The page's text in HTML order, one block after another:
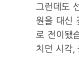
그런데도
원을 대신
로 전이됐
치던 시각,